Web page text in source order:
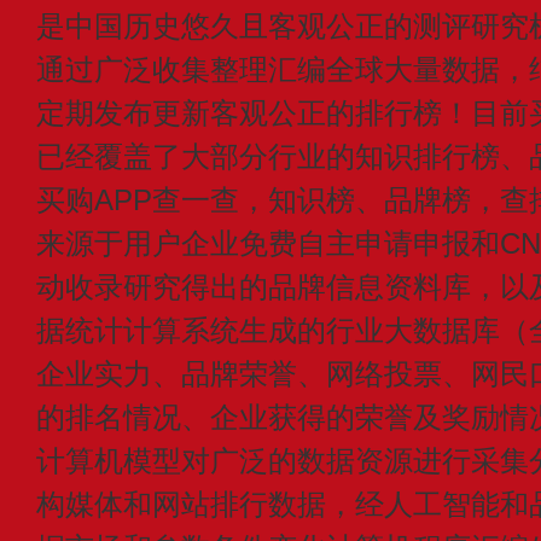
是中国历史悠久且客观公正的测评研
通过广泛收集整理汇编全球大量数据
定期发布更新客观公正的排行榜！目
已经覆盖了大部分行业的知识排行榜
买购APP查一查，知识榜、品牌榜，
来源于用户企业免费自主申请申报和
动收录研究得出的品牌信息资料库，
据统计计算系统生成的行业大数据库
企业实力、品牌荣誉、网络投票、网
的排名情况、企业获得的荣誉及奖励
计算机模型对广泛的数据资源进行采
构媒体和网站排行数据，经人工智能